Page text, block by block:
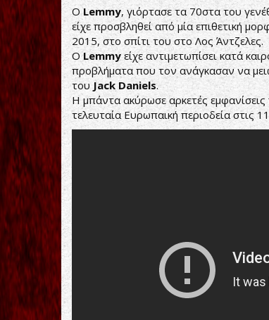
ΟLemmy, γιόρτασε τα 70στα του
είχε προσβληθεί από μία επιθετική
2015, στο σπίτι του στο Λος Άντζελες.
ΟLemmy είχε αντιμετωπίσει κατά
προβλήματα που τον ανάγκασαν να
του Jack Daniels.
Η μπάντα ακύρωσε αρκετές
τελευταία Ευρωπαική περιοδεία στις